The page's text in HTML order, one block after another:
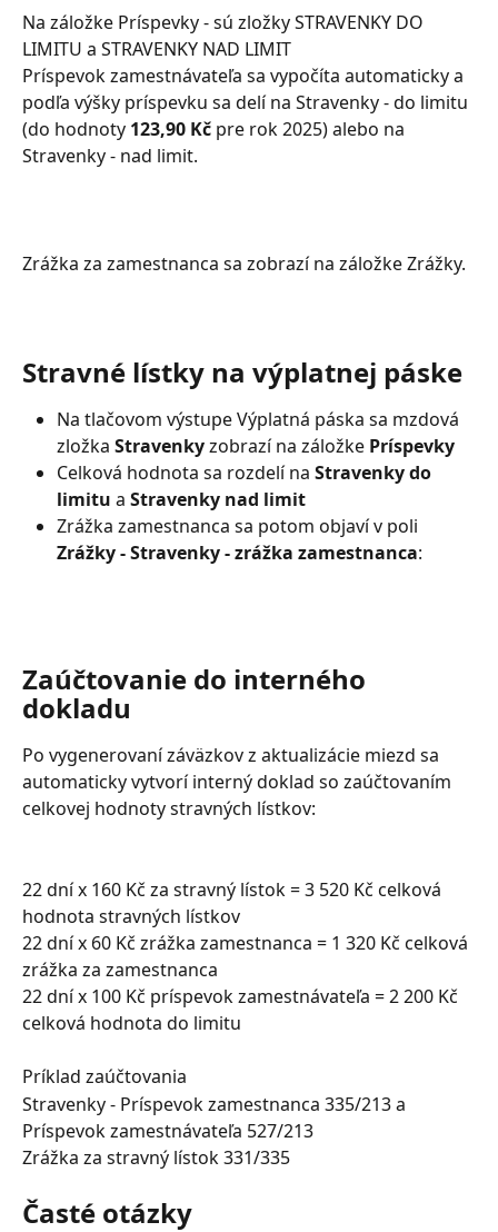
Na záložke Príspevky - sú zložky STRAVENKY DO
LIMITU a STRAVENKY NAD LIMIT
Príspevok zamestnávateľa sa vypočíta automaticky a
podľa výšky príspevku sa delí na Stravenky - do limitu
(do hodnoty 123,90 Kč pre rok 2025) alebo na
Stravenky - nad limit.
Zrážka za zamestnanca sa zobrazí na záložke Zrážky.
Stravné lístky na výplatnej páske
Na tlačovom výstupe Výplatná páska sa mzdová
zložka Stravenky zobrazí na záložke Príspevky
Celková hodnota sa rozdelí na Stravenky do
limitu a Stravenky nad limit
Zrážka zamestnanca sa potom objaví v poli
Zrážky - Stravenky - zrážka zamestnanca:
Zaúčtovanie do interného
dokladu
Po vygenerovaní záväzkov z aktualizácie miezd sa
automaticky vytvorí interný doklad so zaúčtovaním
celkovej hodnoty stravných lístkov:
22 dní x 160 Kč za stravný lístok = 3 520 Kč celková
hodnota stravných lístkov
22 dní x 60 Kč zrážka zamestnanca = 1 320 Kč celková
zrážka za zamestnanca
22 dní x 100 Kč príspevok zamestnávateľa = 2 200 Kč
celková hodnota do limitu
Príklad zaúčtovania
Stravenky - Príspevok zamestnanca 335/213 a
Príspevok zamestnávateľa 527/213
Zrážka za stravný lístok 331/335
Časté otázky